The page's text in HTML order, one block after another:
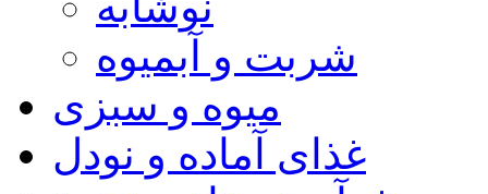
شربت و آبمیوه
میوه و سبزی
غذای آماده و نودل